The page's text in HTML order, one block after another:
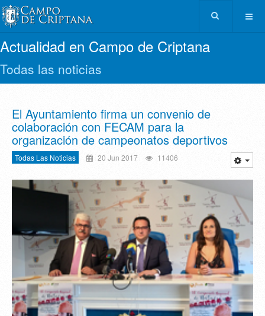
Actualidad en Campo de Criptana
Todas las noticias
El Ayuntamiento firma un convenio de
colaboración con FECAM para la
organización de campeonatos deportivos
Todas Las Noticias 20 Jun 2017 11406